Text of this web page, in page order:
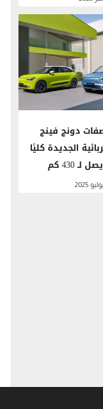
دونج فينج
الجديدة كليًا
430 كم